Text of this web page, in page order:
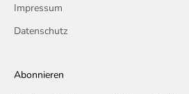
Impressum
Datenschutz
Abonnieren